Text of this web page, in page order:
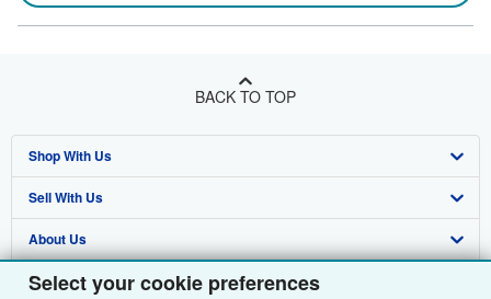
Select your cookie preferences
BACK TO TOP
Shop With Us
Advanced Search
Browse Collections
My Account
Sell With Us
Start Selling
Join Our Affiliate Programme
About Us
About AbeBooks
Find Help